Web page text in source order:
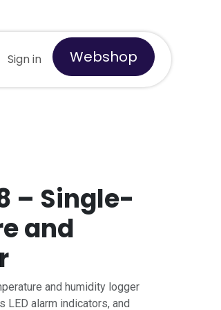
Sign in Webshop
– Single-
and
and humidity logger
LED alarm indicators, and